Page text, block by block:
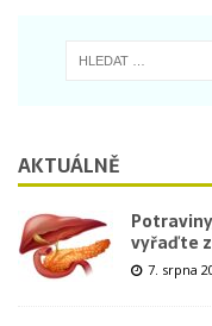
AKTUÁLNĚ
vyřaďte
7. srpna